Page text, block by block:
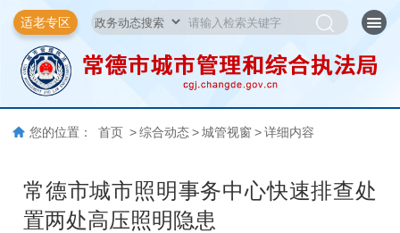
适老专区
您的位置： 首页 > 综合动态 > 城管视窗 > 详细内容
常德市城市照明事务中心快速排查处
置两处高压照明隐患